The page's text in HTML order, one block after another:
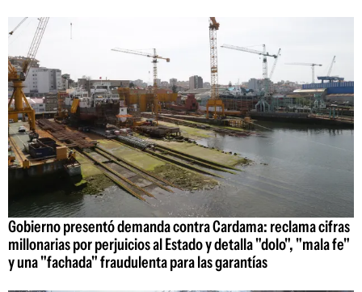
Gobierno presentó demanda contra Cardama: reclama cifras
millonarias por perjuicios al Estado y detalla "dolo", "mala fe"
y una "fachada" fraudulenta para las garantías